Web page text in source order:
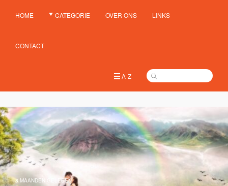
HOME CATEGORIE OVER ONS LINKS
CONTACT
A-Z
8 MAANDEN GELEDEN